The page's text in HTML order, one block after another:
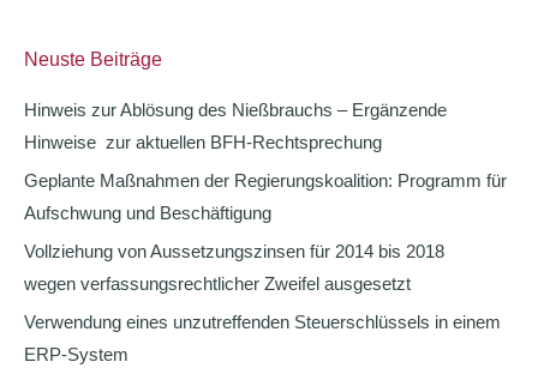
Neuste Beiträge
Hinweis zur Ablösung des Nießbrauchs – Ergänzende
Hinweise zur aktuellen BFH-Rechtsprechung
Geplante Maßnahmen der Regierungskoalition: Programm für
Aufschwung und Beschäftigung
Vollziehung von Aussetzungszinsen für 2014 bis 2018
wegen verfassungsrechtlicher Zweifel ausgesetzt
Verwendung eines unzutreffenden Steuerschlüssels in einem
ERP-System